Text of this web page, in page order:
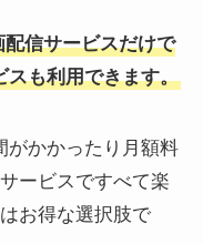
信サービスだけで
スも利用できます。
がかかったり月額料
ービスですべて楽
お得な選択肢で